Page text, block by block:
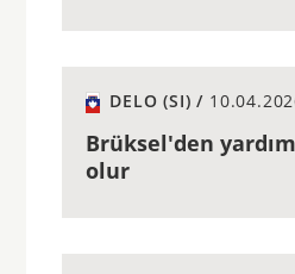
DELO (SI) /
Brüksel'den
olur